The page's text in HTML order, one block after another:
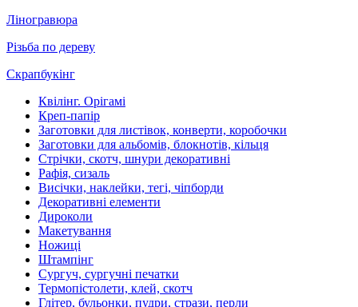
Ліногравюра
Різьба по дереву
Скрапбукінг
Квілінг. Орігамі
Креп-папір
Заготовки для листівок, конверти, коробочки
Заготовки для альбомів, блокнотів, кільця
Стрічки, скотч, шнури декоративні
Рафія, сизаль
Висічки, наклейки, тегі, чіпборди
Декоративні елементи
Дироколи
Макетування
Ножиці
Штампінг
Сургуч, сургучні печатки
Термопістолети, клей, скотч
Глітер, бульонки, пудри, стрази, перли